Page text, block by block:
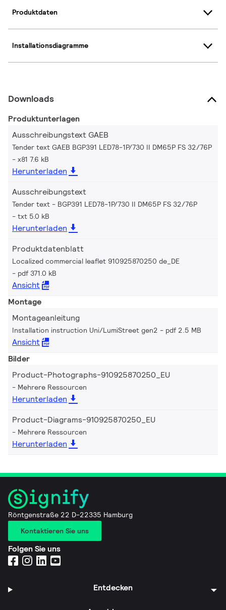
Produktdaten
Installationsdiagramme
Downloads
Produktunterlagen
Ausschreibungstext GAEB
Tender text GAEB BGP391 LED78-1P/730 II DM65P FS 32/76P
x81 7.6 kB
Herunterladen
Ausschreibungstext
Tender text - BGP391 LED78-1P/730 II DM65P FS 32/76P
txt 5.0 kB
Herunterladen
Produktdatenblatt
Localized commercial leaflet 910925870250 de_DE
pdf 371.0 kB
Ansicht
Montage
Montageanleitung
Installation instruction Uni/LumiStreet gen2 pdf 2.5 MB
Ansicht
Bilder
Product-Photographs-910925870250_EU
Mehrere Ressourcen
Herunterladen
Product-Diagrams-910925870250_EU
Mehrere Ressourcen
Herunterladen
Röntgenstraße 22 D-22335 Hamburg
Kontaktieren Sie uns
Folgen Sie uns
Entdecken